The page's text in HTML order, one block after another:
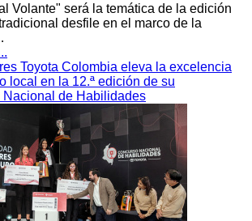
Volante" será la temática de la edición
desfile en el marco de la
Toyota Colombia eleva la excelencia
local en la 12.ª edición de su
Nacional de Habilidades